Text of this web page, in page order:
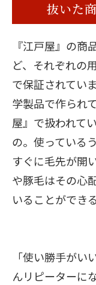
抜いた
『江戸屋』の
ど、それぞれの
で保証されてい
学製品で作られ
屋』で扱われて
の。使っている
すぐに毛先が開
や豚毛はその心
いることができ
「使い勝手がい
んリピーターに